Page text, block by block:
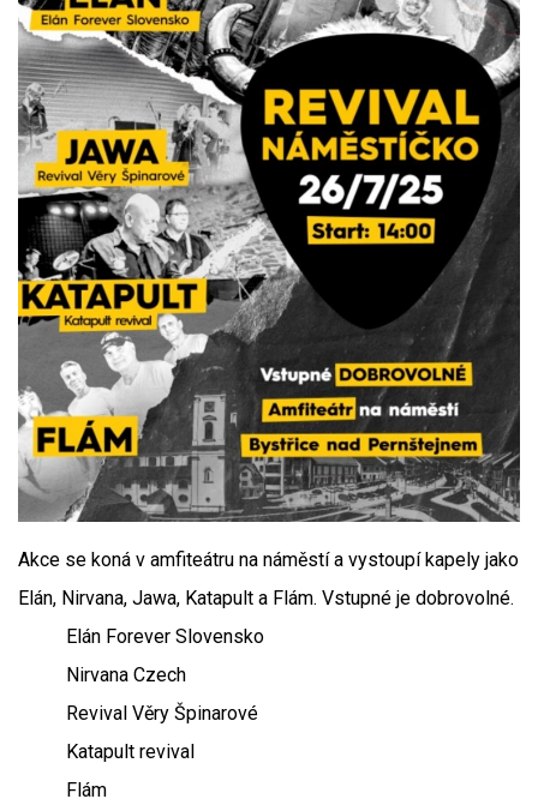
Akce se koná v amfiteátru na náměstí a vystoupí kapely jako
Elán, Nirvana, Jawa, Katapult a Flám. Vstupné je dobrovolné.
Elán Forever Slovensko
Nirvana Czech
Revival Věry Špinarové
Katapult revival
Flám